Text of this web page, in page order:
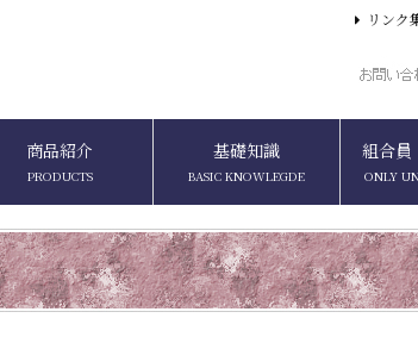
商品紹介
PRODUCTS
基礎知識
BASIC KNOWLEGDE
組合員
ONLY
リンク